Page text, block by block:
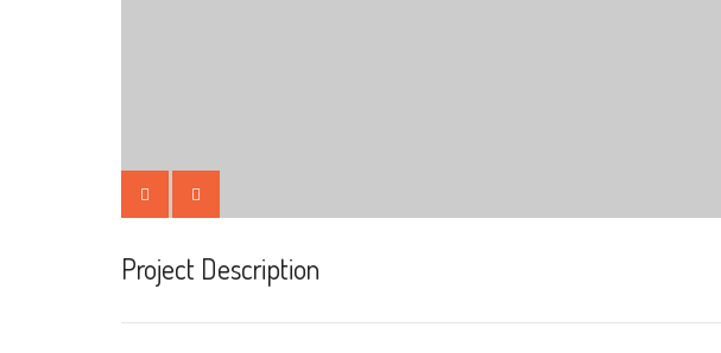
Project Description